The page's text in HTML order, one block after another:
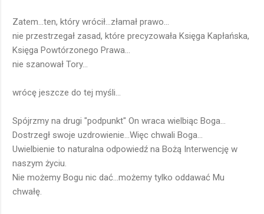
Zatem...ten, który wrócił...złamał prawo...
nie przestrzegał zasad, które precyzowała Księga Kapłańska,
Księga Powtórzonego Prawa...
nie szanował Tory...
wrócę jeszcze do tej myśli...
Spójrzmy na drugi "podpunkt" On wraca wielbiąc Boga...
Dostrzegł swoje uzdrowienie...Więc chwali Boga...
Uwielbienie to naturalna odpowiedź na Bożą Interwencję w
naszym życiu.
Nie możemy Bogu nic dać...możemy tylko oddawać Mu
chwałę.